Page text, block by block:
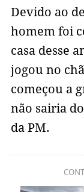
Devido ao
homem foi
casa desse
jogou no
começou a
não sairia
da PM.